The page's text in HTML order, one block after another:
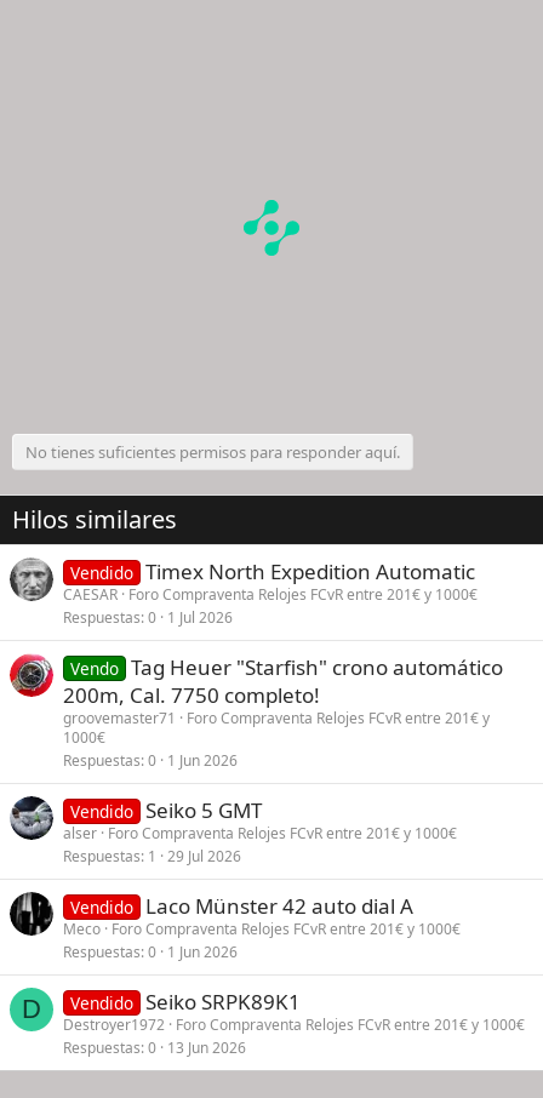
No tienes suficientes permisos para responder aquí.
Hilos similares
Vendido Timex North Expedition Automatic
CAESAR Foro Compraventa Relojes FCvR entre 201€ y 1000€
Respuestas 0 1 Jul 2026
Vendo Tag Heuer "Starfish" crono automático
200m, Cal. 7750 completo!
groovemaster71
Foro Compraventa Relojes FCvR entre 201€ y
1000€
Respuestas 0 1 Jun 2026
Vendido Seiko 5 GMT
alser Foro Compraventa Relojes FCvR entre 201€ y 1000€
Respuestas 1 29 Jul 2026
Vendido Laco Münster 42 auto dial A
Meco Foro Compraventa Relojes FCvR entre 201€ y 1000€
Respuestas 0 1 Jun 2026
D Vendido Seiko SRPK89K1
Destroyer1972 Foro Compraventa Relojes FCvR entre 201€ y 1000€
Respuestas 0 13 Jun 2026